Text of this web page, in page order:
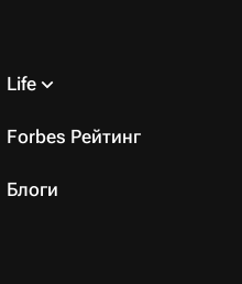
Life
Forbes Рейтинг
Блоги